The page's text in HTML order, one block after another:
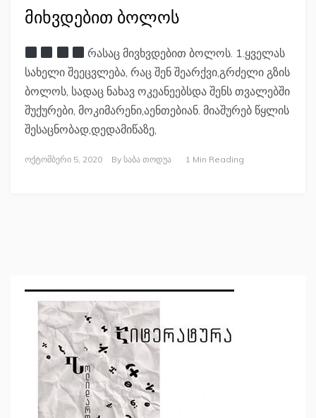
მიხვდებით ბოლოს
რასაც მივხვდებით ბოლოს. 1.ყველას
სახელი შეეცვლება, რაც შენ შეარქვი,გრძელი გზის
ბოლოს, სადაც ნახავ ოკეანეებსდა შენს თვალებში
შუქურები, მოკიმარენი,აენთებიან. მიაშურებ წყლის
შესაცნობად,დედამიწაზე,
Ოქტომბერი 5, 2020 By Საბა Თოდუა 1 Min Reading